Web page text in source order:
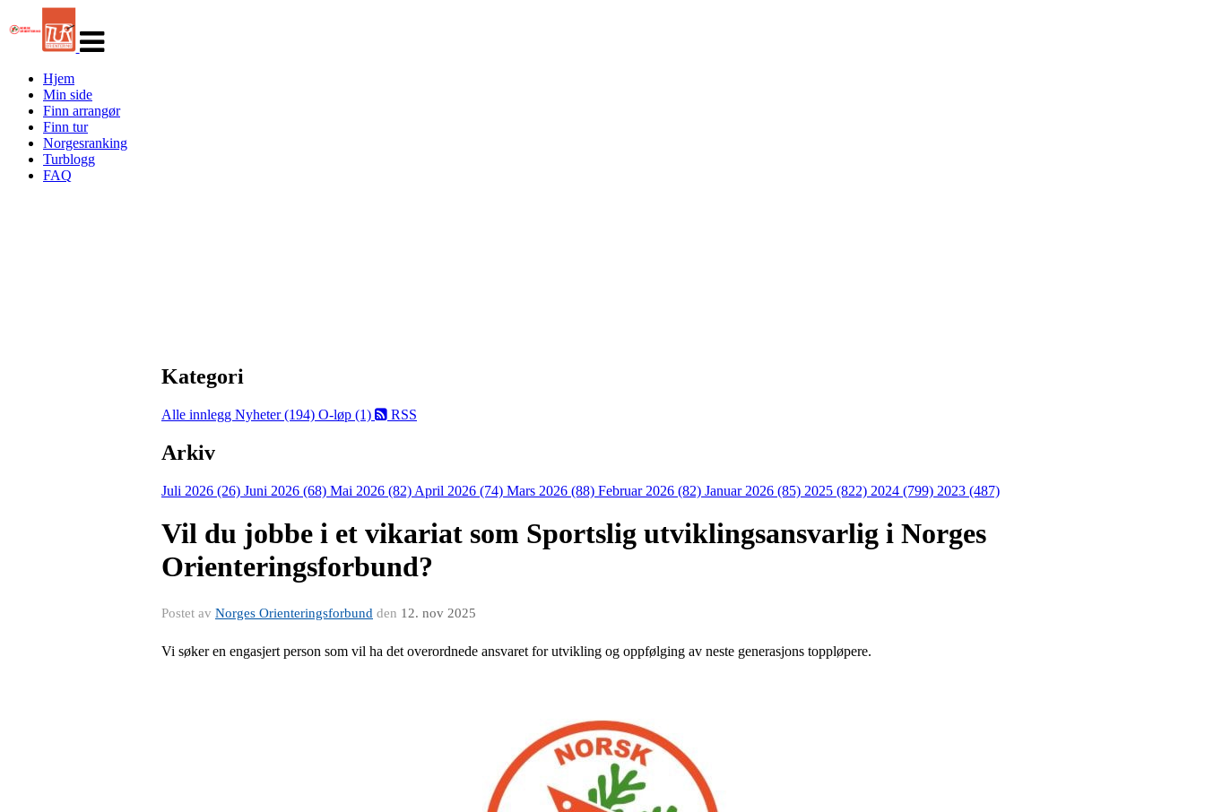
navigasjon
Hjem
Min side
Finn arrangør
Finn tur
Norgesranking
Turblogg
FAQ
Kategori
Alle innlegg Nyheter (194) O-løp (1) RSS
Arkiv
Juli 2026 (26) Juni 2026 (68) Mai 2026 (82) April 2026 (74) Mars 2026 (88) Februar 2026 (82) Januar 2026 (85) 2025 (822) 2024 (799) 2023 (487)
Vil du jobbe i et vikariat som Sportslig utviklingsansvarlig i Norges
Orienteringsforbund?
Postet av Norges Orienteringsforbund den 12. nov 2025
Vi søker en engasjert person som vil ha det overordnede ansvaret for utvikling og oppfølging av neste generasjons toppløpere.